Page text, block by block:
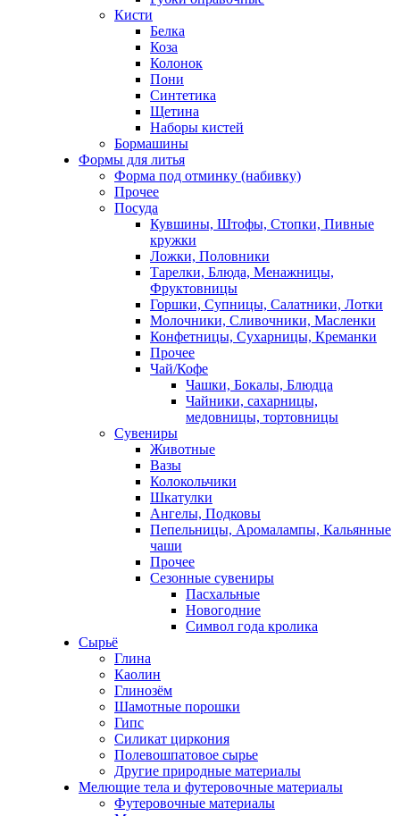
Кисти
Белка
Коза
Колонок
Пони
Синтетика
Щетина
Наборы кистей
Бормашины
Формы для литья
Форма под отминку (набивку)
Прочее
Посуда
Кувшины, Штофы, Стопки, Пивные
кружки
Ложки, Половники
Тарелки, Блюда, Менажницы,
Фруктовницы
Горшки, Супницы, Салатники, Лотки
Молочники, Сливочники, Масленки
Конфетницы, Сухарницы, Креманки
Прочее
Чай/Кофе
Чашки, Бокалы, Блюдца
Чайники, сахарницы,
медовницы, тортовницы
Сувениры
Животные
Вазы
Колокольчики
Шкатулки
Ангелы, Подковы
Пепельницы, Аромалампы, Кальянные
чаши
Прочее
Сезонные сувениры
Пасхальные
Новогодние
Символ года кролика
Сырьё
Глина
Каолин
Глинозём
Шамотные порошки
Гипс
Силикат циркония
Полевошпатовое сырье
Другие природные материалы
Мелющие тела и футеровочные материалы
Футеровочные материалы